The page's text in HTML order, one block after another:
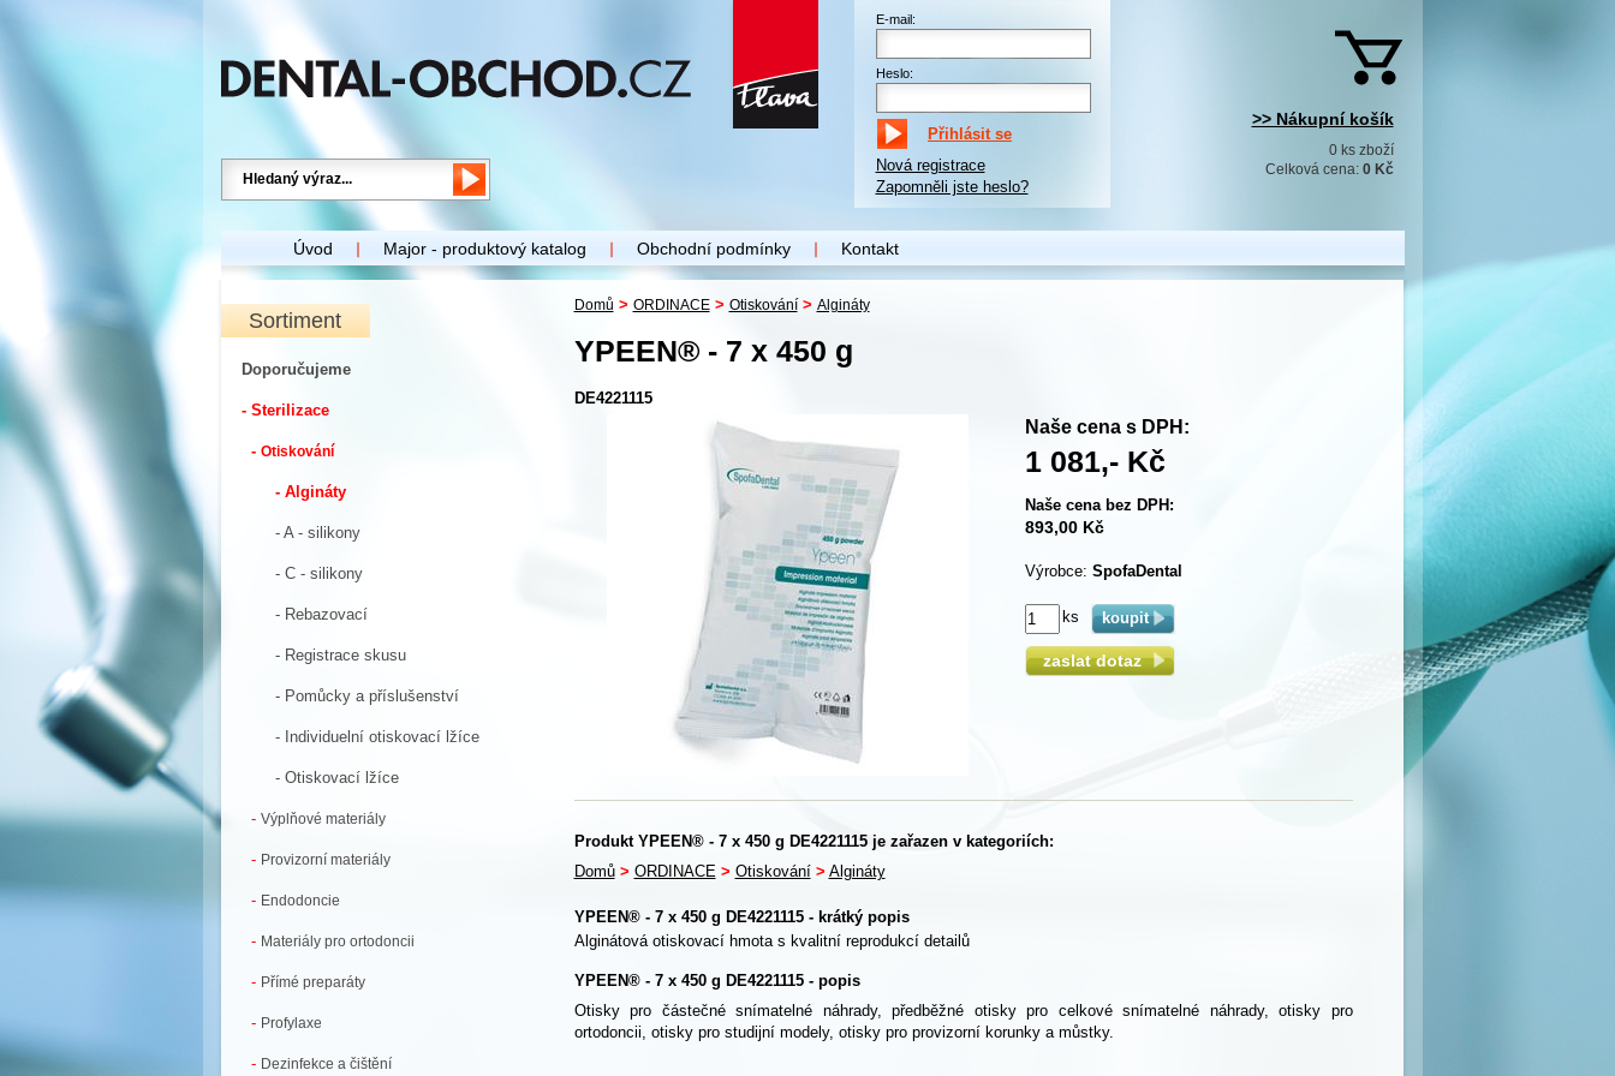
E-mail:
Heslo:
Nová registrace
Zapomněli jste heslo?
>> Nákupní košík
0 ks zboží
Celková cena: 0 Kč
Úvod Major - produktový katalog Obchodní podmínky Kontakt
Sortiment
Doporučujeme
- Sterilizace
- Otiskování
- Algináty
- A - silikony
- C - silikony
- Rebazovací
- Registrace skusu
- Pomůcky a příslušenství
- Individuelní otiskovací lžíce
- Otiskovací lžíce
- Výplňové materiály
- Provizorní materiály
- Endodoncie
- Materiály pro ortodoncii
- Přímé preparáty
- Profylaxe
- Dezinfekce a čištění
Domů > ORDINACE > Otiskování > Algináty
YPEEN® - 7 x 450 g
DE4221115
Naše cena s DPH:
1 081,- Kč
Naše cena bez DPH:
893,00 Kč
Výrobce: SpofaDental
ks
zaslat dotaz
Produkt YPEEN® - 7 x 450 g DE4221115 je zařazen v kategoriích:
Domů > ORDINACE > Otiskování > Algináty
YPEEN® - 7 x 450 g DE4221115 - krátký popis
Alginátová otiskovací hmota s kvalitní reprodukcí detailů
YPEEN® - 7 x 450 g DE4221115 - popis
Otisky pro částečné snímatelné náhrady, předběžné otisky pro celkové snímatelné náhrady, otisky pro
ortodoncii, otisky pro studijní modely, otisky pro provizorní korunky a můstky.